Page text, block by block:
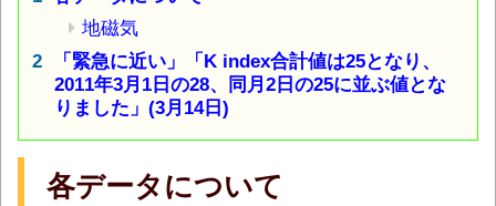
地磁気
「緊急に近い」「K index合計値は25となり、
2011年3月1日の28、同月2日の25に並ぶ値とな
りました」(3月14日)
各データについて